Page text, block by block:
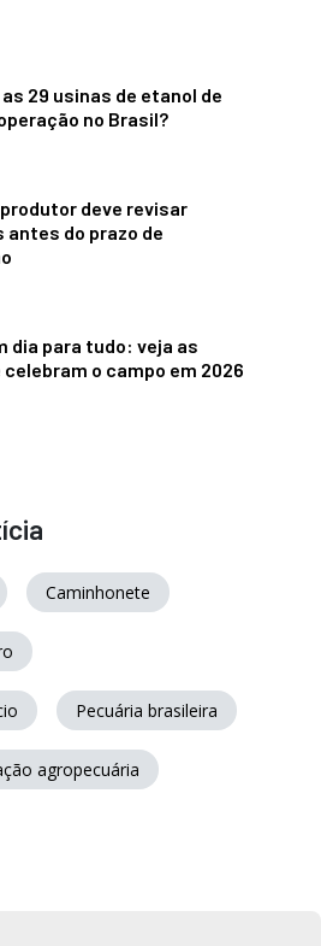
29 usinas de etanol de
no Brasil?
deve revisar
do prazo de
dia para tudo: veja as
o campo em 2026
Caminhonete
Pecuária brasileira
agropecuária